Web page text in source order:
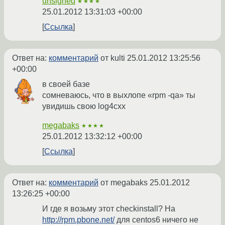
★★★★
25.01.2012 13:31:03 +00:00
Ссылка
Ответ на: комментарий от kulti 25.01.2012 13:25:56
+00:00
в своей базе
сомневаюсь, что в выхлопе «rpm -qa» ты
увидишь свою log4cxx
megabaks ★★★★
25.01.2012 13:32:12 +00:00
Ссылка
Ответ на: комментарий от megabaks 25.01.2012
13:26:25 +00:00
И где я возьму этот checkinstall? На
http://rpm.pbone.net/для centos6 ничего не